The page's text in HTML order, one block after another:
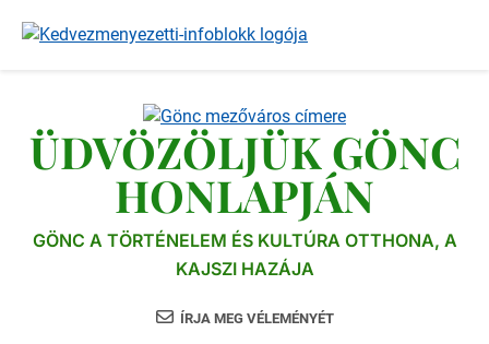
ÜDVÖZÖLJÜK GÖNC
HONLAPJÁN
GÖNC A TÖRTÉNELEM ÉS KULTÚRA OTTHONA, A
KAJSZI HAZÁJA
ÍRJA MEG VÉLEMÉNYÉT